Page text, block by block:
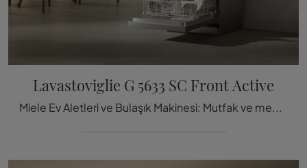
Lavastoviglie G 5633 SC Front Active
Miele Ev Aletleri ve Bulaşık Makinesi: Mutfak ve mekânlarınızı Miele G 5633 SC Front Active modeliyle tamamlayın.